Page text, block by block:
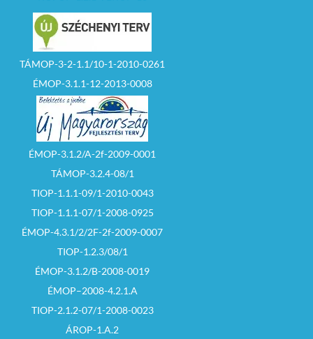
TÁMOP-3-2-1.1/10-1-2010-0261
ÉMOP-3.1.1-12-2013-0008
ÉMOP-3.1.2/A-2f-2009-0001
TÁMOP-3.2.4-08/1
TIOP-1.1.1-09/1-2010-0043
TIOP-1.1.1-07/1-2008-0925
ÉMOP-4.3.1/2/2F-2f-2009-0007
TIOP-1.2.3/08/1
ÉMOP-3.1.2/B-2008-0019
ÉMOP–2008-4.2.1.A
TIOP-2.1.2-07/1-2008-0023
ÁROP-1.A.2